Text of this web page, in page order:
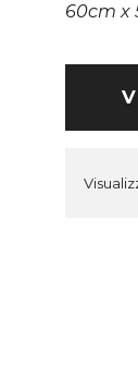
60cm x